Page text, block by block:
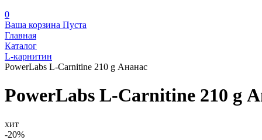
0
Ваша корзина Пуста
Главная
Каталог
L-карнитин
PowerLabs L-Carnitine 210 g Ананас
PowerLabs L-Carnitine 210 g
хит
-20%